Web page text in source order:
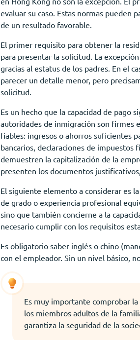
evaluar su caso. Estas normas pueden
de un resultado favorable.
El primer requisito para obtener la
para presentar la solicitud. La
gracias al estatus de los padres. En el
parecer un detalle menor, pero
solicitud.
Es un hecho que la capacidad de pago
autoridades de inmigración son firmes
fiables: ingresos o ahorros suficientes
bancarios, declaraciones de impuestos
demuestren la capitalización de la
presenten los documentos
El siguiente elemento a considerar es
de grado o experiencia profesional
sino que también concierne a la
necesario cumplir con los requisitos
Es obligatorio saber inglés o chino
con el empleador. Sin un nivel básico,
Es muy importante comprobar
los miembros adultos de la
garantiza la seguridad de la